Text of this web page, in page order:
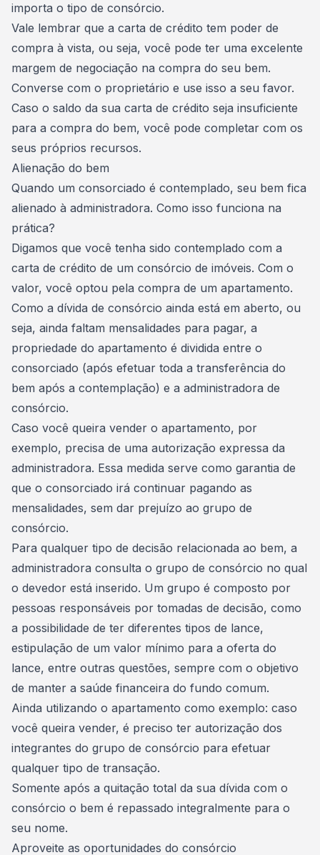
importa o tipo de consórcio.
Vale lembrar que a carta de crédito tem poder de
compra à vista, ou seja, você pode ter uma excelente
margem de negociação na compra do seu bem.
Converse com o proprietário e use isso a seu favor.
Caso o saldo da sua carta de crédito seja insuficiente
para a compra do bem, você pode completar com os
seus próprios recursos.
Alienação do bem
Quando um consorciado é contemplado, seu bem fica
alienado à administradora. Como isso funciona na
prática?
Digamos que você tenha sido contemplado com a
carta de crédito de um consórcio de imóveis. Com o
valor, você optou pela compra de um apartamento.
Como a dívida de consórcio ainda está em aberto, ou
seja, ainda faltam mensalidades para pagar, a
propriedade do apartamento é dividida entre o
consorciado (após efetuar toda a transferência do
bem após a contemplação) e a administradora de
consórcio.
Caso você queira vender o apartamento, por
exemplo, precisa de uma autorização expressa da
administradora. Essa medida serve como garantia de
que o consorciado irá continuar pagando as
mensalidades, sem dar prejuízo ao grupo de
consórcio.
Para qualquer tipo de decisão relacionada ao bem, a
administradora consulta o grupo de consórcio no qual
o devedor está inserido. Um grupo é composto por
pessoas responsáveis por tomadas de decisão, como
a possibilidade de ter diferentes tipos de lance,
estipulação de um valor mínimo para a oferta do
lance, entre outras questões, sempre com o objetivo
de manter a saúde financeira do fundo comum.
Ainda utilizando o apartamento como exemplo: caso
você queira vender, é preciso ter autorização dos
integrantes do grupo de consórcio para efetuar
qualquer tipo de transação.
Somente após a quitação total da sua dívida com o
consórcio o bem é repassado integralmente para o
seu nome.
Aproveite as oportunidades do consórcio